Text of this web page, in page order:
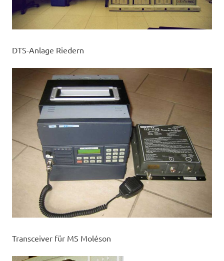
DTS-Anlage Riedern
Transceiver für MS Moléson